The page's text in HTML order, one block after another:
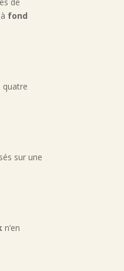
à fond
quatre
sur une
n’en